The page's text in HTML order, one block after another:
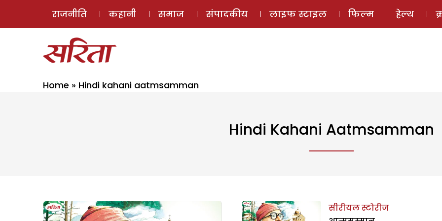
ई-मैगज़ीन
राजनीति कहानी समाज संपादकीय लाइफ स्टाइल फिल्म हेल्थ
Home » Hindi kahani aatmsamman
Hindi Kahani Aatmsamman
सीरीयल स्टोरीज